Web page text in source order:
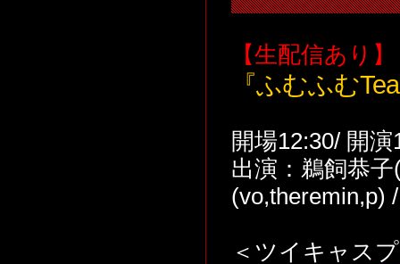
【生配信あり】
『ふむふむ
開場12:30/ 開
出演：鵜飼恭
(vo,theremin,p)
＜ツイキャス